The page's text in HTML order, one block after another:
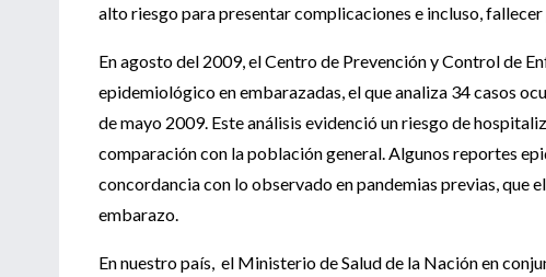
alto riesgo para presentar complicaciones e incluso, fallecer
En agosto del 2009, el Centro de Prevención y Control de
epidemiológico en embarazadas, el que analiza 34 casos
de mayo 2009. Este análisis evidenció un riesgo de
comparación con la población general. Algunos reportes
concordancia con lo observado en pandemias previas, que
embarazo.
En nuestro país, el Ministerio de Salud de la Nación en